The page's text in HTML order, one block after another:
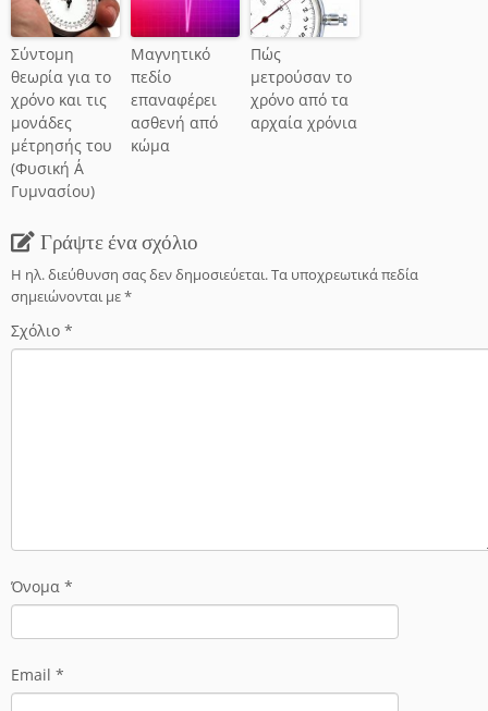
Σύντομη
θεωρία για το
χρόνο και τις
μονάδες
μέτρησής του
(Φυσική Α΄
Γυμνασίου)
Μαγνητικό
πεδίο
επαναφέρει
ασθενή από
κώμα
Πώς
μετρούσαν το
χρόνο από τα
αρχαία χρόνια
Γράψτε ένα σχόλιο
Η ηλ. διεύθυνση σας δεν δημοσιεύεται.Τα υποχρεωτικά πεδία
σημειώνονται με*
Σχόλιο *
Όνομα *
Email *